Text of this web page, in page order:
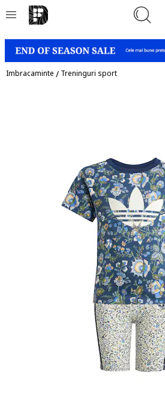
Imbracaminte / Treninguri sport